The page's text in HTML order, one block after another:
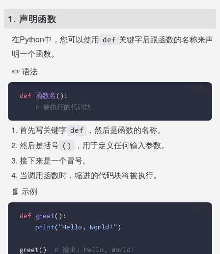
1. 声明函数
在Python中，您可以使用 def 关键字后跟函数的名称来声
明一个函数。
✏️ 语法
def 函数名 ():
# 要执行的代码块
首先写关键字 def
，然后是函数的名称。
然后是括号 ()
，用于定义任何输入参数。
接下来是一个冒号。
当调用函数时，缩进的代码块将被执行。
📘 示例
def greet():
print( "Hello, World!" )
greet() # 输出: Hello, World!